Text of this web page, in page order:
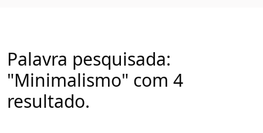
Palavra pesquisada:
"Minimalismo" com 4
resultado.